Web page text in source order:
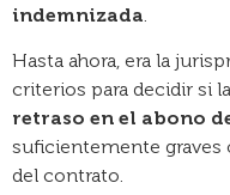
indemnizada.
Hasta ahora, era la
criterios para decidir si
retraso en el abono
suficientemente
del contrato.